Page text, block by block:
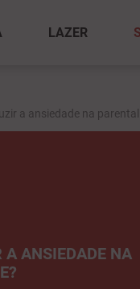
LAZER
a ansiedade na
A ANSIEDADE NA